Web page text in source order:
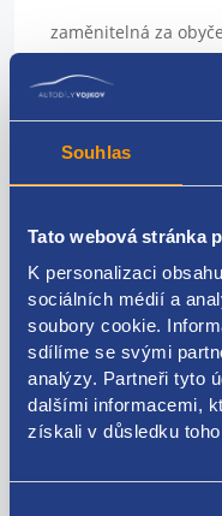
Souhlas
Tato webová stránka
K personalizaci
sociálních médií a
soubory cookie.
sdílíme se svými
analýzy. Partneři tyto
dalšími informacemi,
získali v důsledku
zaměnitelná za
Sada 4ks
použití: panely
přístrojů
napájecí napětí 12 V
vynikající do vozidel,
klasických žárovek
pro všechny osobní